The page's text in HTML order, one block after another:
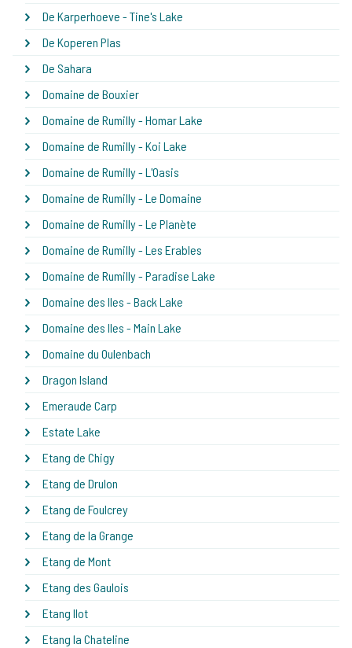
De Karperhoeve - Tine's Lake
De Koperen Plas
De Sahara
Domaine de Bouxier
Domaine de Rumilly - Homar Lake
Domaine de Rumilly - Koi Lake
Domaine de Rumilly - L'Oasis
Domaine de Rumilly - Le Domaine
Domaine de Rumilly - Le Planète
Domaine de Rumilly - Les Erables
Domaine de Rumilly - Paradise Lake
Domaine des Iles - Back Lake
Domaine des Iles - Main Lake
Domaine du Oulenbach
Dragon Island
Emeraude Carp
Estate Lake
Etang de Chigy
Etang de Drulon
Etang de Foulcrey
Etang de la Grange
Etang de Mont
Etang des Gaulois
Etang Ilot
Etang la Chateline